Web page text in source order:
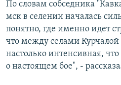
По словам собседника
мск в селении началась
понятно, где именно идет
что между селами Курчалой
настолько интенсивная,
о настоящем бое", -